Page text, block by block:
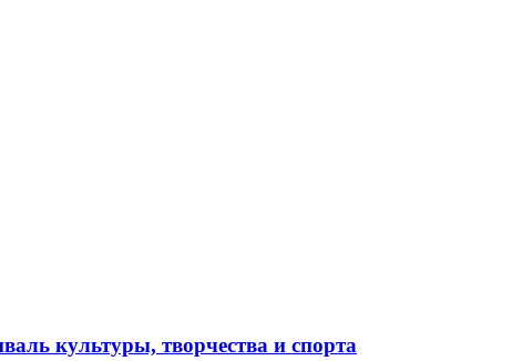
культуры, творчества и спорта